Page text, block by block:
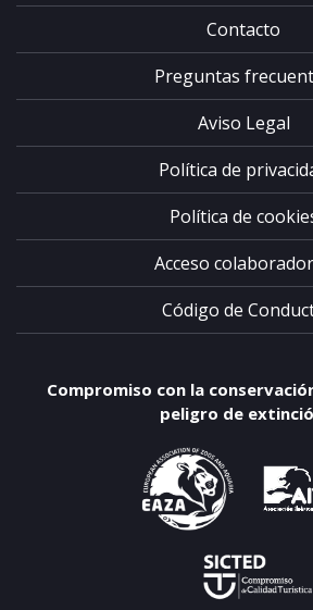
Contacto
Preguntas
Aviso Legal
Política de
Política de
Acceso
Código de
Compromiso con la
peligro de